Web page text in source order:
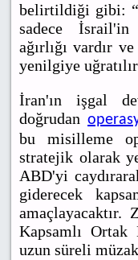
belirtildiği gibi:
sadece İsrail'in
ağırlığı vardır
yenilgiye
İran'ın işgal
doğrudan
bu misilleme
stratejik olarak
ABD'yi
giderecek
amaçlayacaktır.
Kapsamlı Ortak
uzun süreli